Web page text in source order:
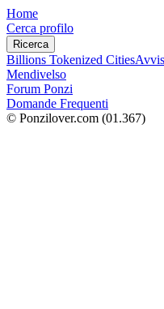
Home
Cerca profilo
Ricerca
Billions Tokenized Cities
Mendivelso
Forum Ponzi
Domande Frequenti
© Ponzilover.com (01.367)